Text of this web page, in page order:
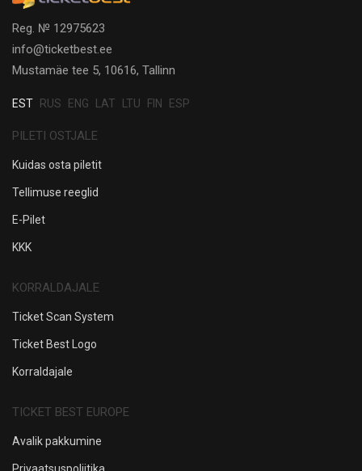
Reg. № 12975623
info@ticketbest.ee
Mustamäe tee 5, 10616, Tallinn
EST RUS ENG LAT LTU FIN ESP
PILETI OSTJALE
Kuidas osta piletit
Tellimuse reeglid
E-Pilet
KKK
KORRALDAJALE
Ticket Scan System
Ticket Best Logo
Korraldajale
TICKET BEST EUROPE
Avalik pakkumine